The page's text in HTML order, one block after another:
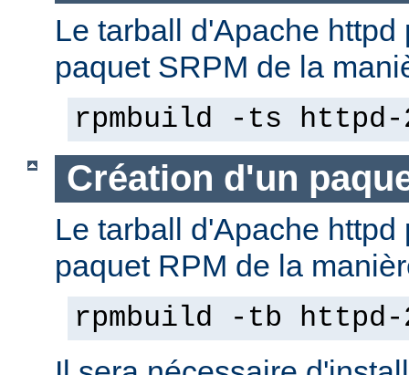
Le tarball d'Apache
paquet SRPM de la
rpmbuild -ts
Création d'un
Le tarball d'Apache
paquet RPM de la
rpmbuild -tb